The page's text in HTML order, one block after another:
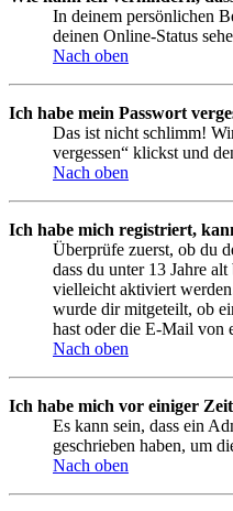
In deinem persönlichen
deinen Online-Status
Nach oben
Ich habe mein Passwort
Das ist nicht schlimm!
vergessen“ klickst und
Nach oben
Ich habe mich registriert,
Überprüfe zuerst, ob du
dass du unter 13 Jahre
vielleicht aktiviert
wurde dir mitgeteilt, ob
hast oder die E-Mail von
Nach oben
Ich habe mich vor einiger
Es kann sein, dass ein
geschrieben haben, um
Nach oben